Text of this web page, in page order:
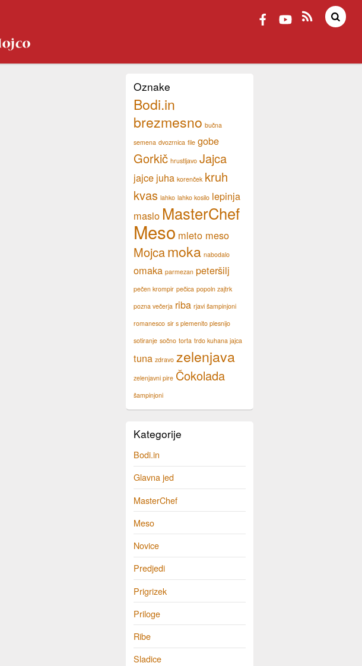
Oznake
Bodi.in
brezmesno bučna
semena dvozrnica file gobe
Gorkič hrustljavo Jajca
jajce juha korenček kruh
kvas lahko lahko kosilo lepinja
maslo MasterChef
Meso mleto meso
Mojcamoka nabodalo
omaka parmezan peteršilj
pečen krompir pečica popoln zajtrk
pozna večerja riba rjavi šampinjoni
romanesco sir s plemenito plesnijo
sotiranje sočno torta trdo kuhana jajca
tuna zdravo zelenjava
zelenjavni pire Čokolada
šampinjoni
Kategorije
Bodi.in
Glavna jed
MasterChef
Meso
Novice
Predjedi
Prigrizek
Priloge
Ribe
Sladice